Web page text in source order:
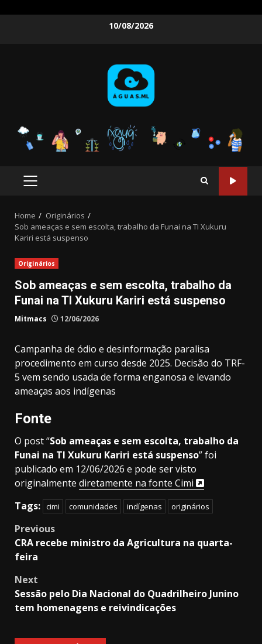
10/08/2026
PRIMARY
Home
Originários
Sob ameaças e sem escolta, trabalho da Funai na TI Xukuru
Kariri está suspenso
Originários
Sob ameaças e sem escolta, trabalho da
Funai na TI Xukuru Kariri está suspenso
Mitmacs 12/06/2026
Campanha de ódio e desinformação paralisa
procedimento em curso desde 2025. Decisão do TRF-
5 vem sendo usada de forma enganosa e levando
ameaças aos indígenas
Fonte
O post “Sob ameaças e sem escolta, trabalho da
Funai na TI Xukuru Kariri está suspenso” foi
publicado em 12/06/2026 e pode ser visto
originalmente diretamente na fonte Cimi
Tags: cimi comunidades indígenas originários
Post
navigation
Previous
CRA recebe ministro da Agricultura na quarta-
feira
Next
Sessão pelo Dia Nacional do Quadrilheiro Junino
tem homenagens e reivindicações